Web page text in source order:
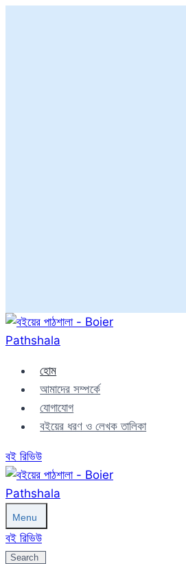
Skip
to
হোম
আমাদের সম্পর্কে
যোগাযোগ
বইয়ের ধরণ ও লেখক তালিকা
বই রিভিউ
Menu
বই রিভিউ
Search